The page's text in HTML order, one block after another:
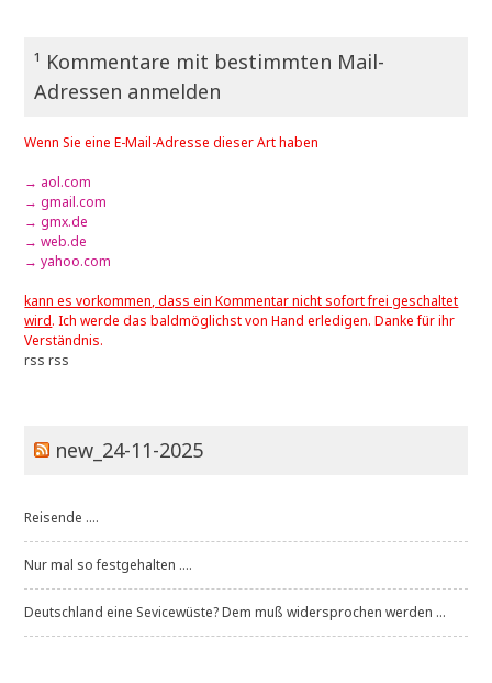
¹ Kommentare mit bestimmten Mail-
Adressen anmelden
Wenn Sie eine E-Mail-Adresse dieser Art haben
→ aol.com
→ gmail.com
→ gmx.de
→ web.de
→ yahoo.com
kann es vorkommen, dass ein Kommentar nicht sofort frei geschaltet
wird. Ich werde das baldmöglichst von Hand erledigen. Danke für ihr
Verständnis.
rss rss
new_24-11-2025
Reisende ....
Nur mal so festgehalten ....
Deutschland eine Sevicewüste? Dem muß widersprochen werden ...